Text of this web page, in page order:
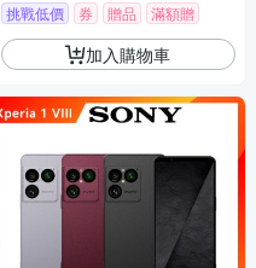
挑戰低價
券 贈品 滿額贈
加入購物車